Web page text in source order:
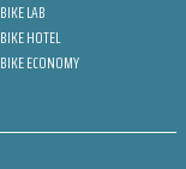
BIKE LAB
BIKE HOTEL
BIKE ECONOMY